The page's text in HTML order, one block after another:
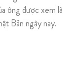
ông được xem là
Bản ngày nay.